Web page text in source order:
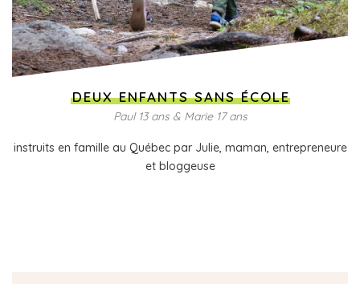
DEUX ENFANTS SANS ÉCOLE
Paul 13 ans & Marie 17 ans
instruits en famille au Québec par Julie, maman, entrepreneure
et bloggeuse